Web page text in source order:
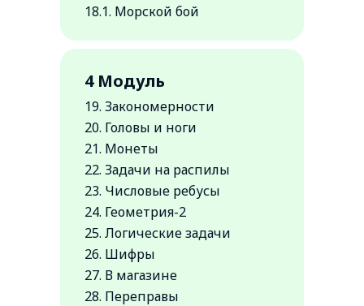
ЗАПИСАТЬСЯ
4 Модуль
18.1. Морской бой
19. Закономерности
20. Головы и ноги
21. Монеты
22. Задачи на распилы
23. Числовые ребусы
24. Геометрия-2
25. Логические задачи
26. Шифры
27. В магазине
28. Переправы